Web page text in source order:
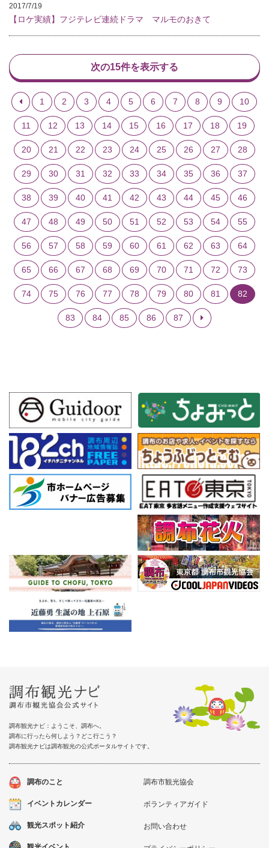
2017/7/19
【ロケ実績】フジテレビ連続ドラマ マルモのおきて
次の15件を表示する
1 2 3 4 5 6 7 8 9 10
11 12 13 14 15 16 17 18 19
20 21 22 23 24 25 26 27 28
29 30 31 32 33 34 35 36 37
38 39 40 41 42 43 44 45 46
47 48 49 50 51 52 53 54 55
56 57 58 59 60 61 62 63 64
65 66 67 68 69 70 71 72 73
74 75 76 77 78 79 80 81 82
83 84 85 86 87
調布観光ナビ：ようこそ、調布へ。
調布に行ったら何しよう？どこ行こう？
調布観光ナビは調布観光の公式ポータルサイトです。
調布のこと
イベントカレンダー
観光スポット紹介
調布市観光協会
ボランティアガイド
お問い合わせ